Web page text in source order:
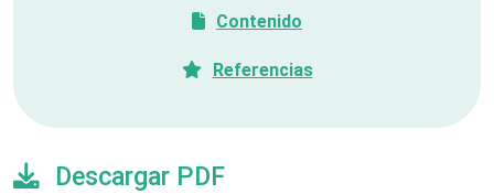
Contenido
Referencias
Descargar PDF